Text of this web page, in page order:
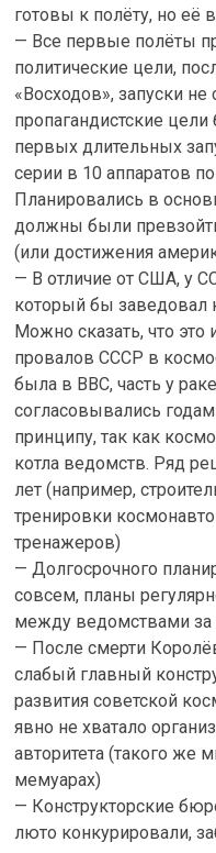
готовы к полёту, но её
— Все первые полёты
политические цели,
«Восходов», запуски не
пропагандистские
первых длительных
серии в 10 аппаратов
Планировались в
должны были
(или достижения
— В отличие от США, у
который бы заведовал
Можно сказать, что это
провалов СССР в
была в ВВС, часть у
согласовывались
принципу, так как
котла ведомств. Ряд
лет (например,
тренировки
тренажеров)
— Долгосрочного
совсем, планы
между ведомствами за
— После смерти
слабый главный
развития советской
явно не хватало
авторитета (такого же
мемуарах)
— Конструкторские
люто конкурировали,